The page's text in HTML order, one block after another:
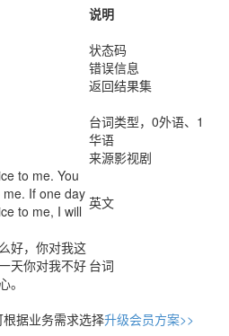
说明
状态码
错误信息
返回结果集
台词类型，0外语、1
华语
来源影视剧
to me. You
If one day
to me, I will 英文
好，你对我这
天你对我不好
。
台词
据业务需求选择升级会员方案>>